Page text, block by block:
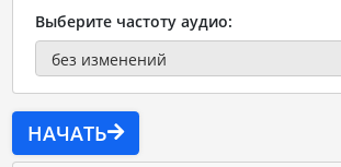
Выберите частоту аудио:
НАЧАТЬ